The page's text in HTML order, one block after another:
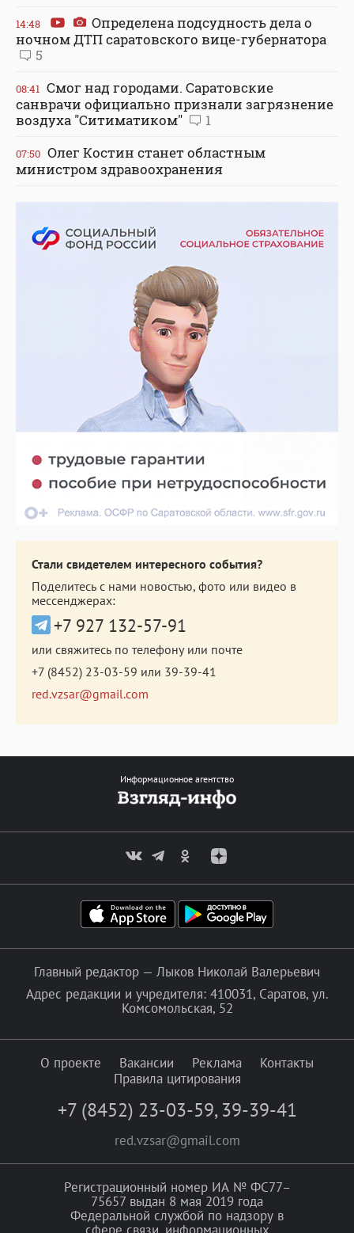
14:48
Определена подсудность дела о
ночном ДТП саратовского вице-губернатора
5
08:41 Смог над городами. Саратовские
санврачи официально признали загрязнение
воздуха "Ситиматиком"
1
07:50 Олег Костин станет областным
министром здравоохранения
Стали свидетелем интересного события?
Поделитесь с нами новостью, фото или видео в
мессенджерах:
+7 927 132-57-91
или свяжитесь по телефону или почте
+7 (8452) 23-03-59 или 39-39-41
red.vzsar@gmail.com
Информационное агентство
Главный редактор — Лыков Николай Валерьевич
Адрес редакции и учредителя: 410031, Саратов, ул.
Комсомольская, 52
О проекте Вакансии Реклама
Контакты
Правила цитирования
+7 (8452) 23-03-59, 39-39-41
red.vzsar@gmail.com
Регистрационный номер ИА № ФС77–
75657 выдан 8 мая 2019 года
Федеральной службой по надзору в